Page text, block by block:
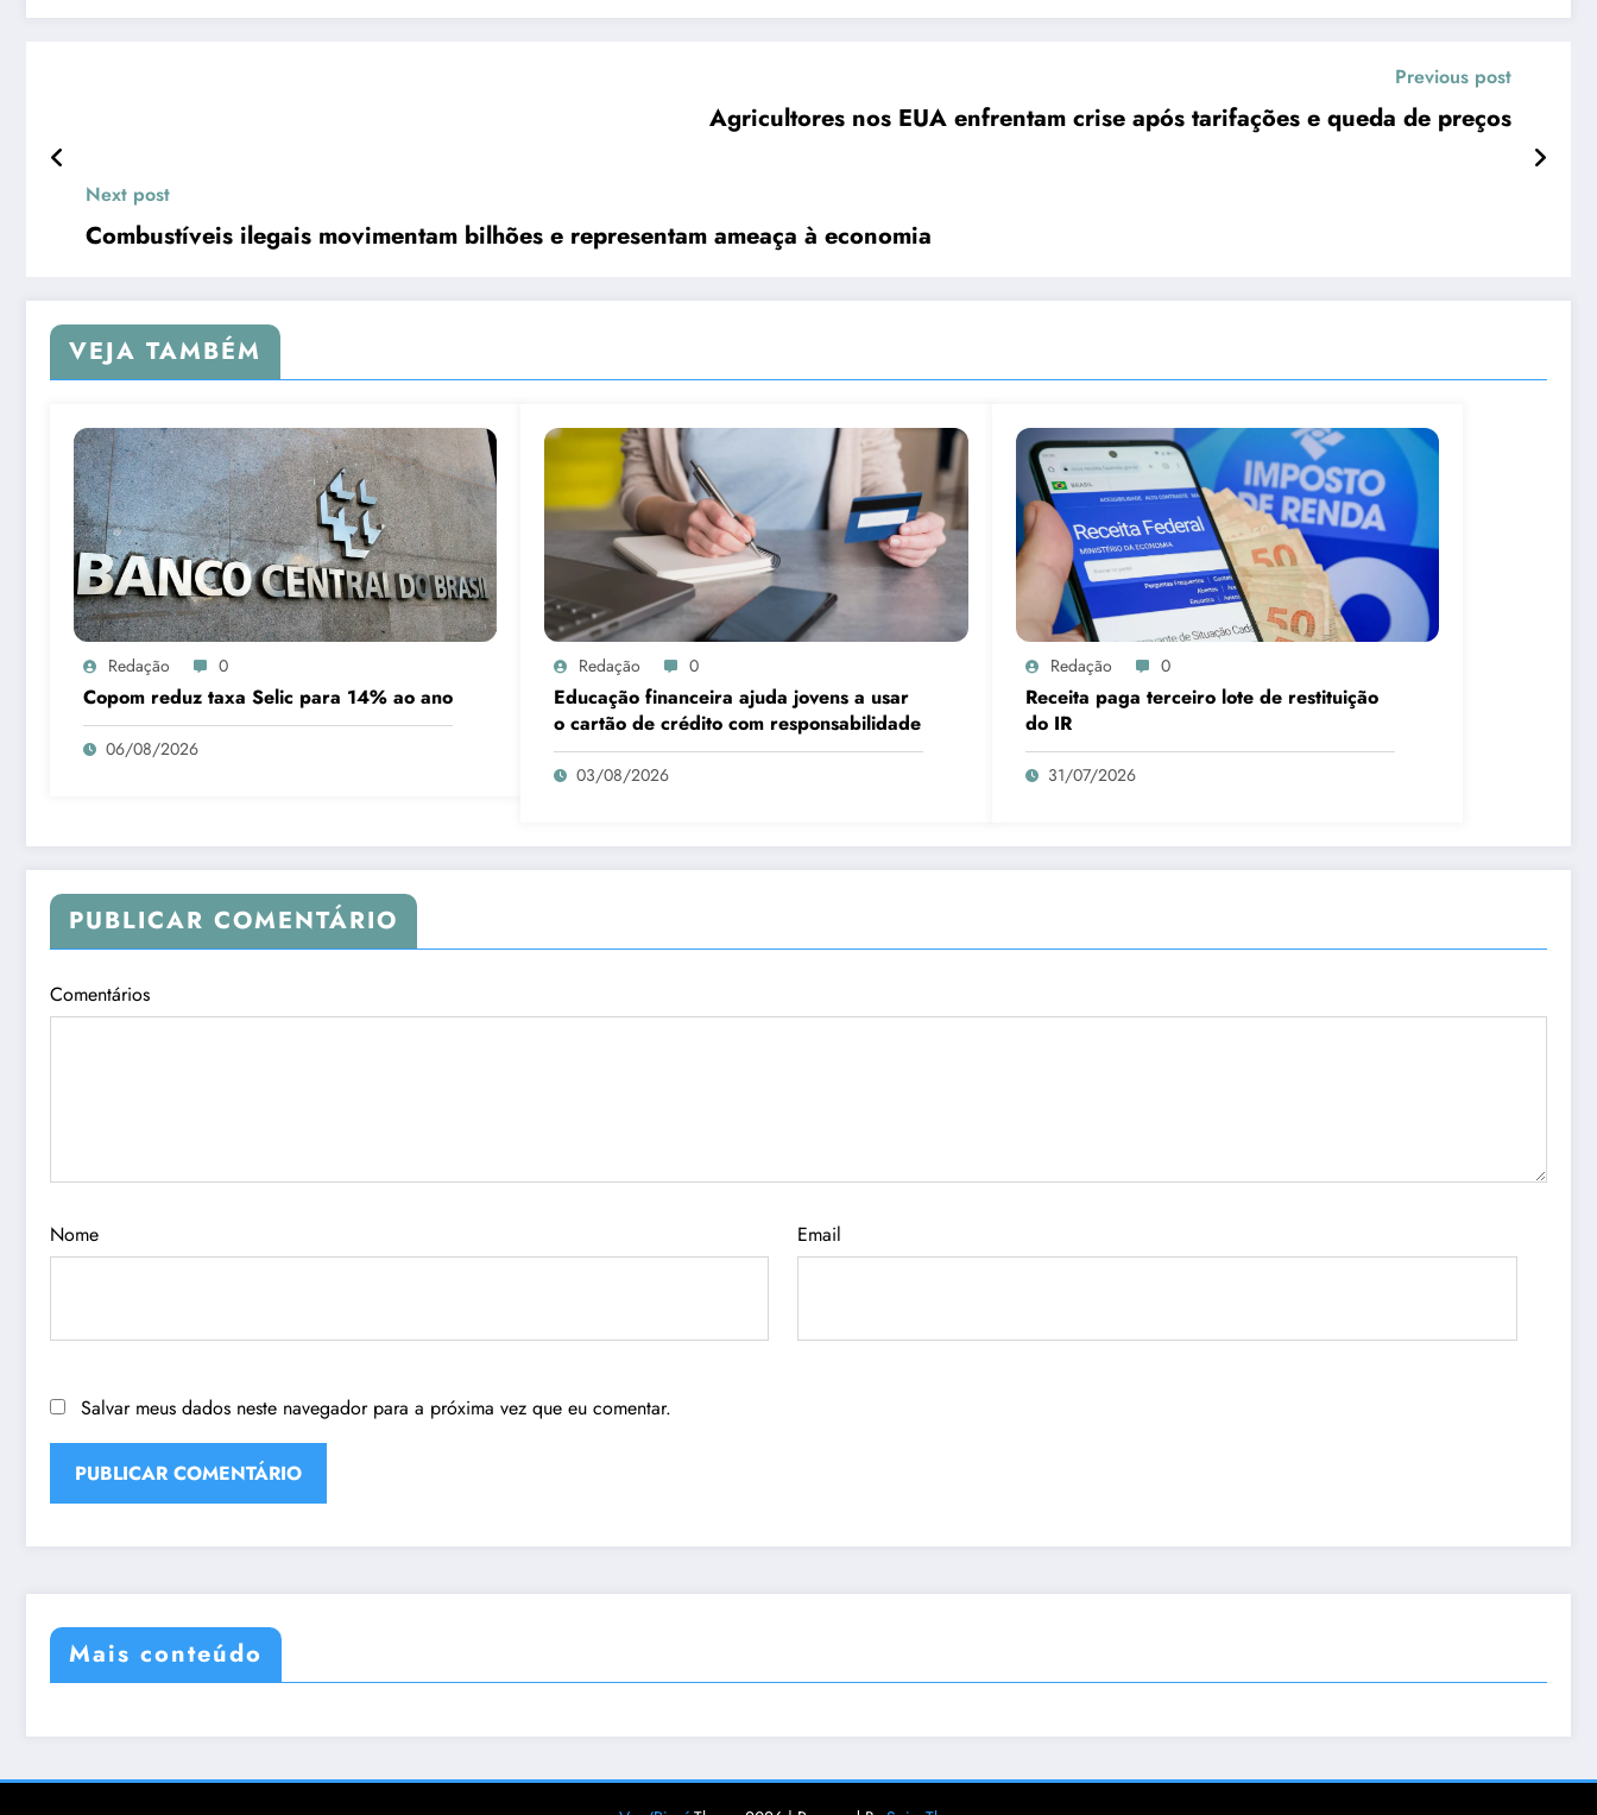
Previous post
Agricultores nos EUA enfrentam crise após tarifações e queda de preços
Next post
Combustíveis ilegais movimentam bilhões e representam ameaça à economia
VEJA TAMBÉM
Redação 0
Copom reduz taxa Selic para 14% ao ano
06/08/2026
Redação 0
Educação financeira ajuda jovens a usar
o cartão de crédito com responsabilidade
03/08/2026
Redação 0
Receita paga terceiro lote de restituição
do IR
31/07/2026
PUBLICAR COMENTÁRIO
Comentários
Nome Email
Salvar meus dados neste navegador para a próxima vez que eu comentar.
Mais conteúdo